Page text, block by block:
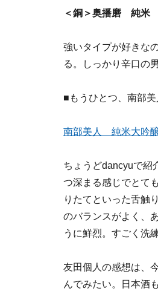
＜銅＞奥播磨 純米
強いタイプが好きな
る。しっかり辛口の
■もうひとつ、南部
南部美人 純米大吟
ちょうどdancyuで紹
つ深まる感じでとて
りたてといった舌触
のバランスがよく、
うに鮮烈。すごく洗
友田個人の感想は、
んでみたい。日本酒